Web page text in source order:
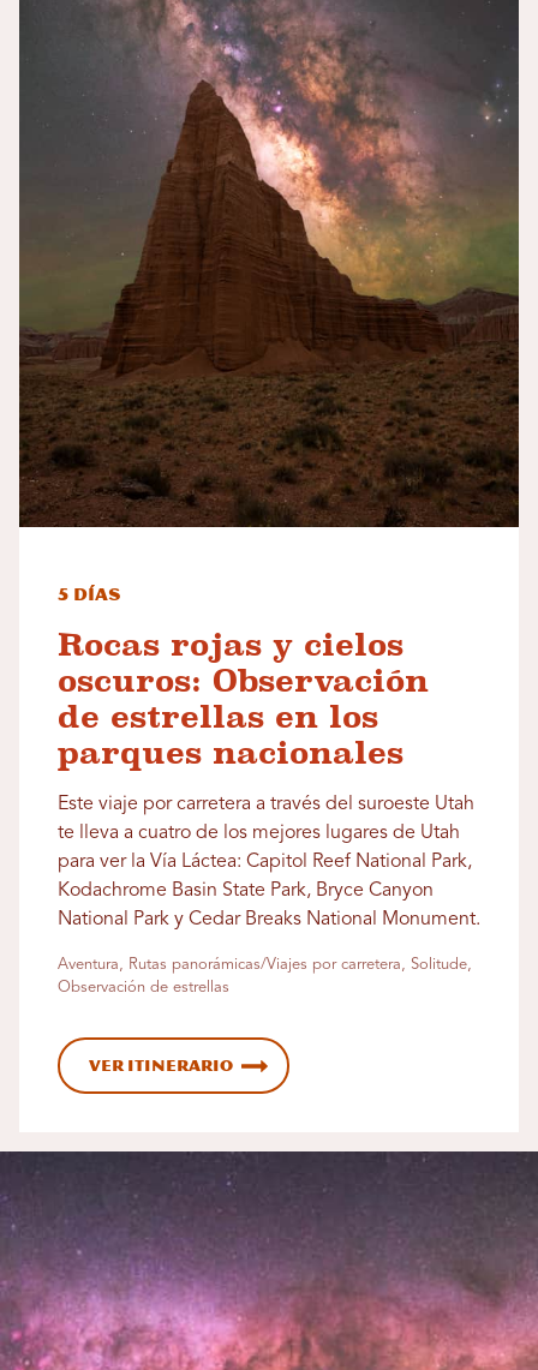
5 días
Rocas rojas y cielos
oscuros: Observación
de estrellas en los
parques nacionales
Este viaje por carretera a través del suroeste Utah
te lleva a cuatro de los mejores lugares de Utah
para ver la Vía Láctea: Capitol Reef National Park,
Kodachrome Basin State Park, Bryce Canyon
National Park y Cedar Breaks National Monument.
Aventura, Rutas panorámicas/Viajes por carretera, Solitude,
Observación de estrellas
Ver itinerario